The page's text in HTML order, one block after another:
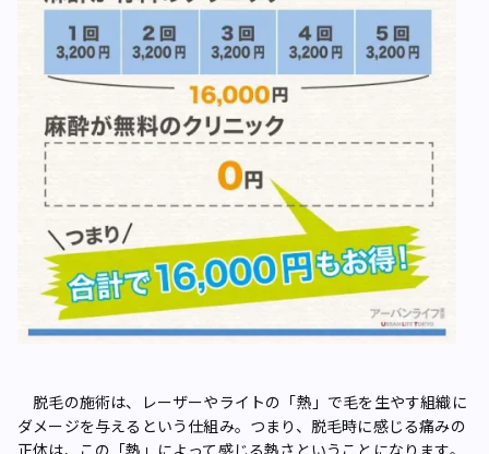
脱毛の施術は、レーザーやライトの「熱」で毛を生やす組織に
ダメージを与えるという仕組み。つまり、脱毛時に感じる痛みの
正体は、この「熱」によって感じる熱さということになります。